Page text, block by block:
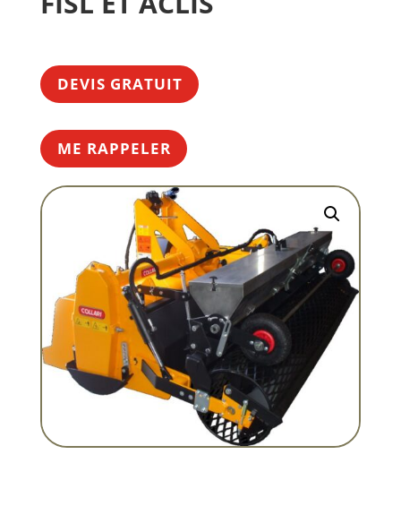
DEVIS GRATUIT
ME RAPPELER